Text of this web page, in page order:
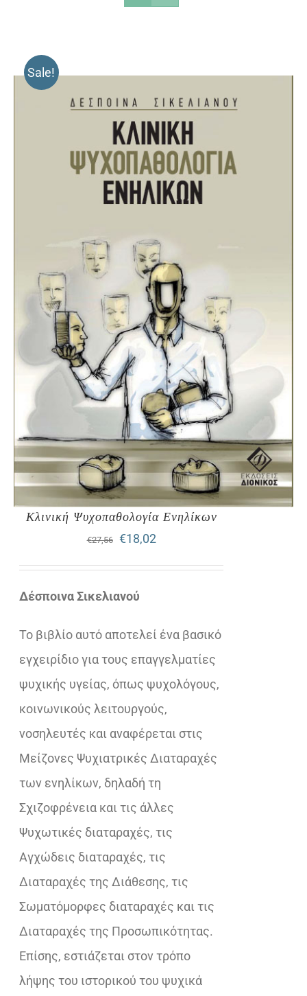
Sale!
Κλινική Ψυχοπαθολογία Ενηλίκων
€27,56
Original
price
was:
€18,02Η
τρέχουσα
€18,02.
Δέσποινα Σικελιανού
Το βιβλίο αυτό αποτελεί ένα βασικό
εγχειρίδιο για τους επαγγελματίες
ψυχικής υγείας, όπως ψυχολόγους,
κοινωνικούς λειτουργούς,
νοσηλευτές και αναφέρεται στις
Μείζονες Ψυχιατρικές Διαταραχές
των ενηλίκων, δηλαδή τη
Σχιζοφρένεια και τις άλλες
Ψυχωτικές διαταραχές, τις
Αγχώδεις διαταραχές, τις
Διαταραχές της Διάθεσης, τις
Σωματόμορφες διαταραχές και τις
Διαταραχές της Προσωπικότητας.
Επίσης, εστιάζεται στον τρόπο
λήψης του ιστορικού του ψυχικά